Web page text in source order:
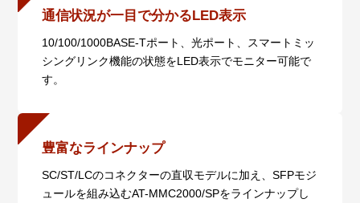
10/100/1000BASE-Tポートのリンク障害を検出した際
には対向機の10/100/1000BASE-TポートLEDと光ポー
トLEDが点滅し、光ポートのリンク障害を検出した際
には10/100/1000BASE-TポートLEDが点滅します。
この機能はSML切替スイッチによってON/OFFの設定
通信状況が一目で分かるLED表示
10/100/1000BASE-Tポート、光ポート、スマートミッ
シングリンク機能の状態をLED表示でモニター可能で
す。
豊富なラインナップ
SC/ST/LCのコネクターの直収モデルに加え、SFPモジ
ュールを組み込むAT-MMC2000/SPをラインナップし